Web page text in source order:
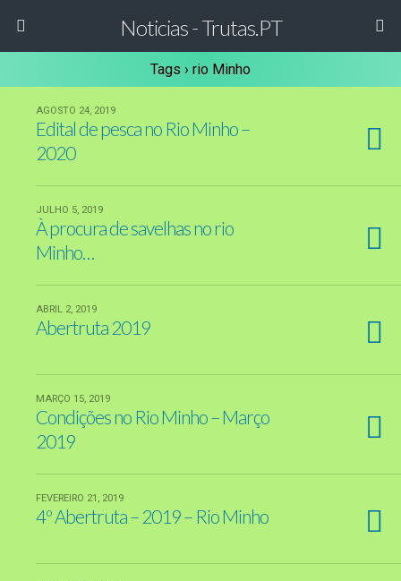
Noticias - Trutas.PT
Tags › rio Minho
AGOSTO 24, 2019
Edital de pesca no Rio Minho –
2020
JULHO 5, 2019
À procura de savelhas no rio
Minho…
ABRIL 2, 2019
Abertruta 2019
MARÇO 15, 2019
Condições no Rio Minho – Março
2019
FEVEREIRO 21, 2019
4º Abertruta – 2019 – Rio Minho